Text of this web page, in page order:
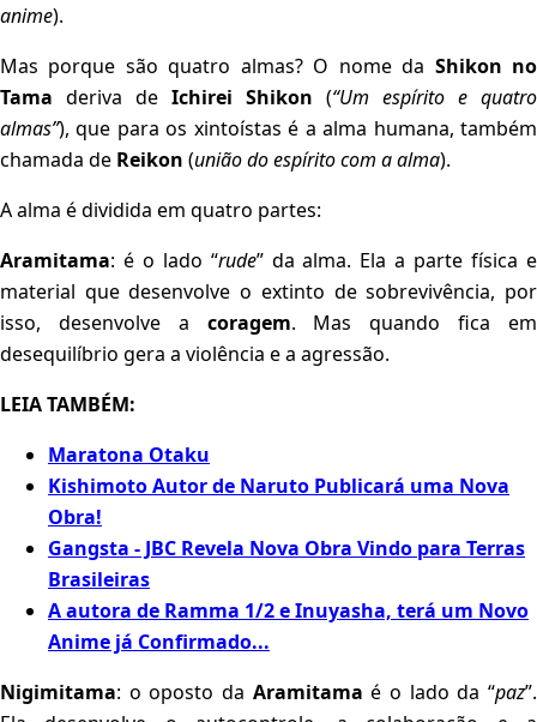
anime).
Mas porque são quatro almas? O nome da Shikon no
Tama deriva de Ichirei Shikon (“Um espírito e quatro
almas”), que para os xintoístas é a alma humana, também
chamada de Reikon (união do espírito com a alma).
A alma é dividida em quatro partes:
Aramitama: é o lado “rude” da alma. Ela a parte física e
material que desenvolve o extinto de sobrevivência, por
isso, desenvolve a coragem. Mas quando fica em
desequilíbrio gera a violência e a agressão.
LEIA TAMBÉM:
Maratona Otaku
Kishimoto Autor de Naruto Publicará uma Nova
Obra!
Gangsta - JBC Revela Nova Obra Vindo para Terras
Brasileiras
A autora de Ramma 1/2 e Inuyasha, terá um Novo
Anime já Confirmado...
Nigimitama: o oposto da Aramitama é o lado da “paz”.